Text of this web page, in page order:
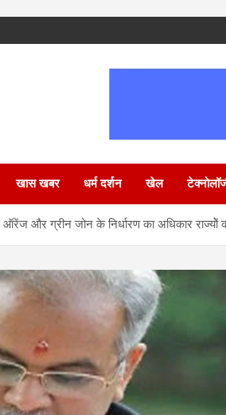
खास खबर धर्म दर्शन खेल
और ग्रीन जोन के निर्धारण का अधिकार